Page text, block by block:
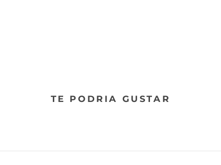
TE PODRIA GUSTAR